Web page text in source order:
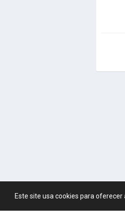
Este site usa cookies para oferecer